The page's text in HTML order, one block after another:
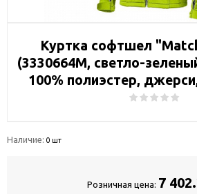
Куртка софтшел
(3330664M, светло-
100% полиэстер,
Наличие: 0 шт
Розничная цена: 7